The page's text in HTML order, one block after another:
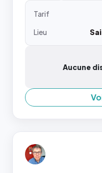
Tarif
Lieu
Aucune